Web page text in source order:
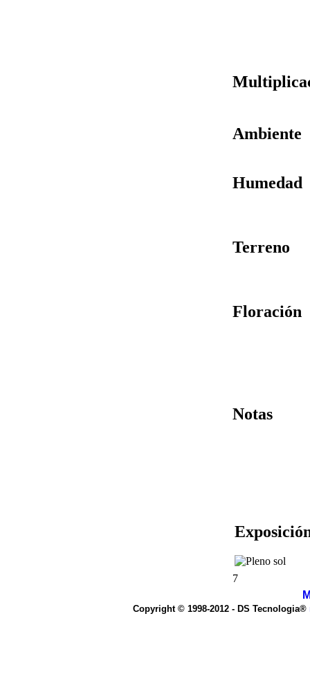
Ambiente
Humedad
Terreno
Floración
Notas
7
Copyright © 1998-2012 - DS Tecnologia®